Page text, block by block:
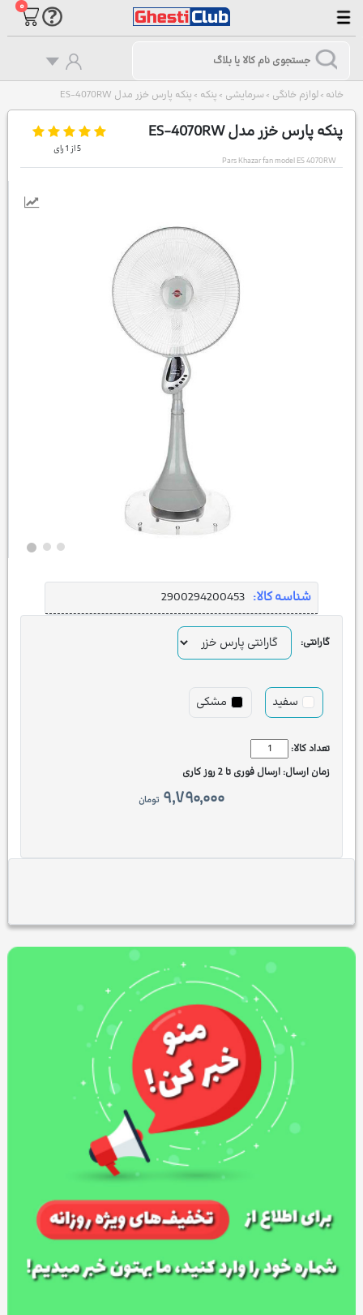
۰
خانه > لوازم خانگی > سرمایشی > پنکه > پنکه پارس خزر مدل ES-4070RW
پنکه پارس خزر مدل ES-4070RW
5از 1رای
Pars Khazar fan model ES 4070RW
شناسه کالا: 2900294200453
گارانتی:
سفید مشکی
تعداد کالا:
زمان ارسال: ارسال فوری تا 2 روز کاری
۹,۷۹۰,۰۰۰ تومان